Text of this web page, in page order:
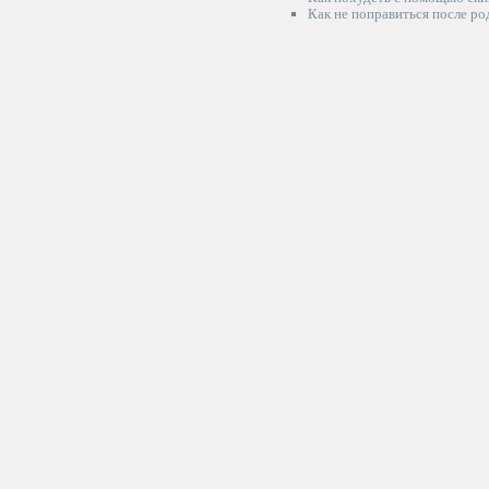
Как не поправиться после